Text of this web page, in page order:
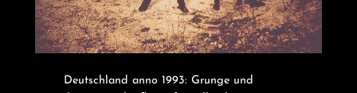
Deutschland anno 1993: Grunge und